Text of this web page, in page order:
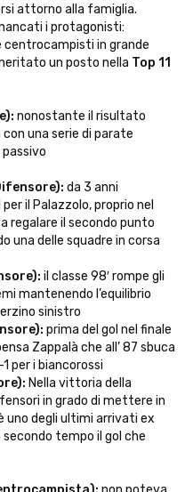
attorno alla famiglia.
i protagonisti:
in grande
un posto nella Top 11
nonostante il risultato
una serie di parate
da 3 anni
il Palazzolo, proprio nel
regalare il secondo punto
una delle squadre in corsa
il classe 98′ rompe gli
mantenendo l’equilibrio
sinistro
prima del gol nel finale
Zappalà che all’ 87 sbuca
per i biancorossi
Nella vittoria della
in grado di mettere in
uno degli ultimi arrivati ex
secondo tempo il gol che